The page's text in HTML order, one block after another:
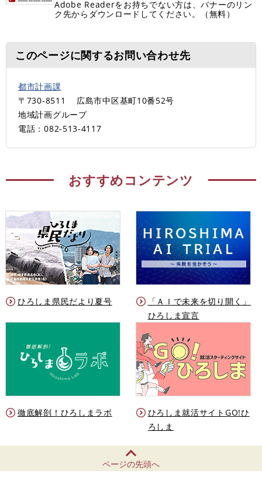
Adobe Readerをお持ちでない方は、バナーのリン
ク先からダウンロードしてください。（無料）
このページに関するお問い合わせ先
都市計画課
〒730-8511
広島市中区基町10番52号
地域計画グループ
電話：082-513-4117
おすすめコンテンツ
ひろしま県民だより夏号
「ＡＩで未来を切り開く」
ひろしま宣言
徹底解剖！ひろしまラボ
ひろしま就活サイトGO!ひ
ろしま
ページの先頭へ